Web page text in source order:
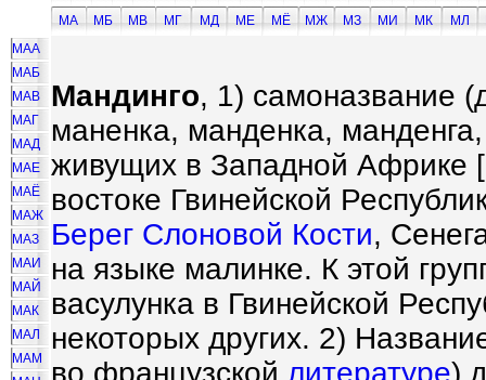
МА
МБ МВ МГ МД МЕ МЁ МЖ МЗ МИ МК МЛ
МАА
МАБ
МАВ
МАГ
МАД
МАЕ
МАЁ
МАЖ
МАЗ
МАИ
МАЙ
МАК
МАЛ
МАМ
Мандинго, 1) самоназвание
маненка, манденка,
живущих в Западной Африке
востоке Гвинейской
Берег Слоновой Кости,
на языке малинке. К этой
васулунка в Гвинейской
некоторых других. 2)
во французской литературе)